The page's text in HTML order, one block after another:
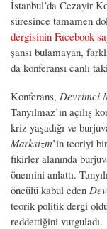
İstanbul’da Cezayir
süresince tamamen
dergisinin Facebook
şansı bulamayan,
da konferansı canlı
Konferans, Devrimci
Tanyılmaz’ın açılış
kriz yaşadığı ve
Marksizm’in teoriyi
fikirler alanında
önemini anlattı.
öncülü kabul eden
teorik politik dergi
reddettiğini vurguladı.